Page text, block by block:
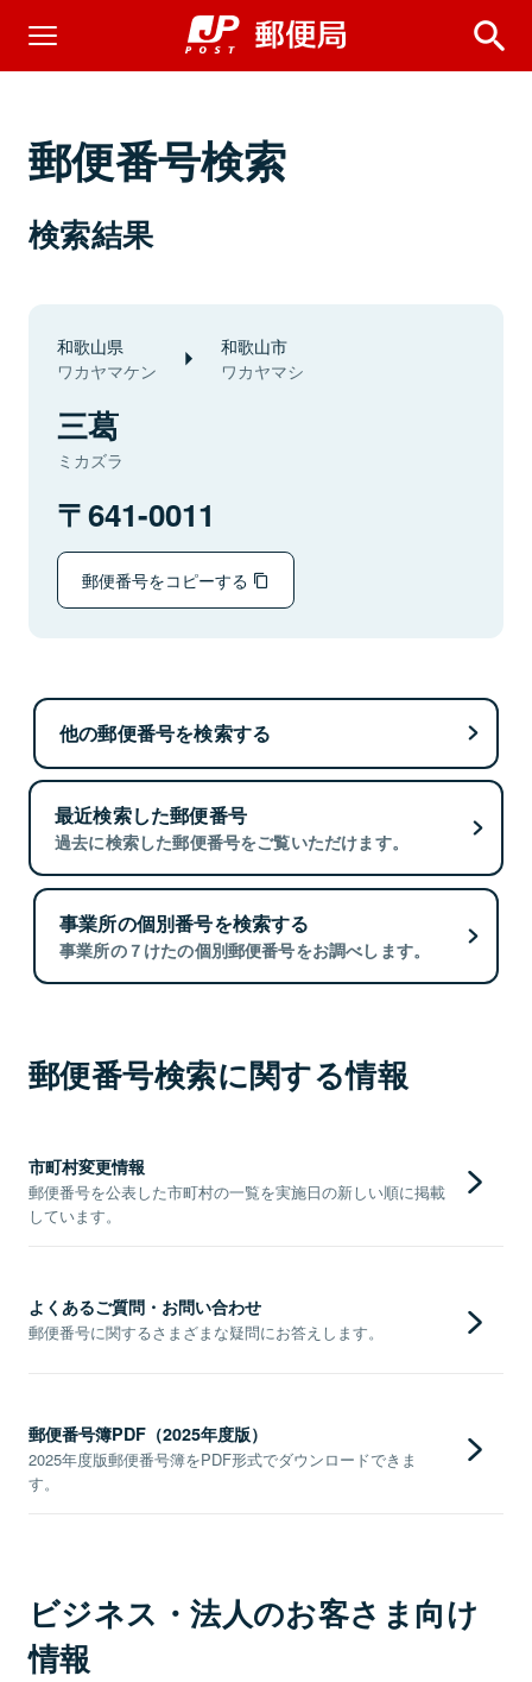
郵便番号検索
検索結果
和歌山県
ワカヤマケン
和歌山市
ワカヤマシ
三葛
ミカズラ
641-0011
郵便番号をコピーする
他の郵便番号を検索する
最近検索した郵便番号
過去に検索した郵便番号をご覧いただけます。
事業所の個別番号を検索する
事業所の７けたの個別郵便番号をお調べします。
郵便番号検索に関する情報
市町村変更情報
郵便番号を公表した市町村の一覧を実施日の新しい順に掲載
しています。
よくあるご質問・お問い合わせ
郵便番号に関するさまざまな疑問にお答えします。
郵便番号簿PDF（2025年度版）
2025年度版郵便番号簿をPDF形式でダウンロードできま
す。
ビジネス・法人のお客さま向け
情報